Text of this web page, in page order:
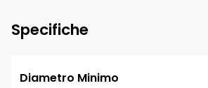
Specifiche
Diametro Minimo